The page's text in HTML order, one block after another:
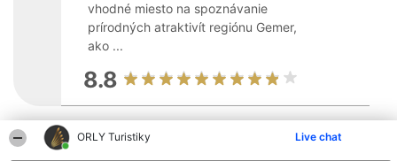
ORLY Turistiky Live chat
vhodné miesto na spoznávanie
prírodných atraktivít regiónu Gemer,
ako ...
8.8
Organizátor hodnotenia
Bright Side Solutions sp. z o.
Kontakt